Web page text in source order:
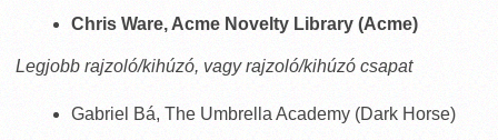
Chris Ware, Acme Novelty Library (Acme)
Legjobb rajzoló/kihúzó, vagy rajzoló/kihúzó csapat
Gabriel Bá, The Umbrella Academy (Dark Horse)